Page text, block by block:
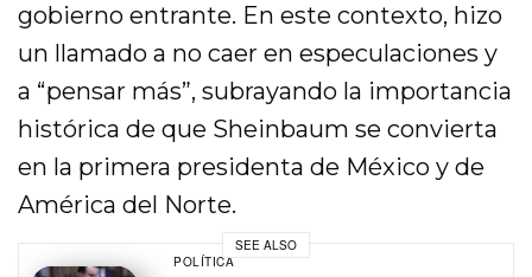
gobierno entrante. En este contexto, hizo
un llamado a no caer en especulaciones y
a “pensar más”, subrayando la importancia
histórica de que Sheinbaum se convierta
en la primera presidenta de México y de
América del Norte.
SEE ALSO
POLÍTICA